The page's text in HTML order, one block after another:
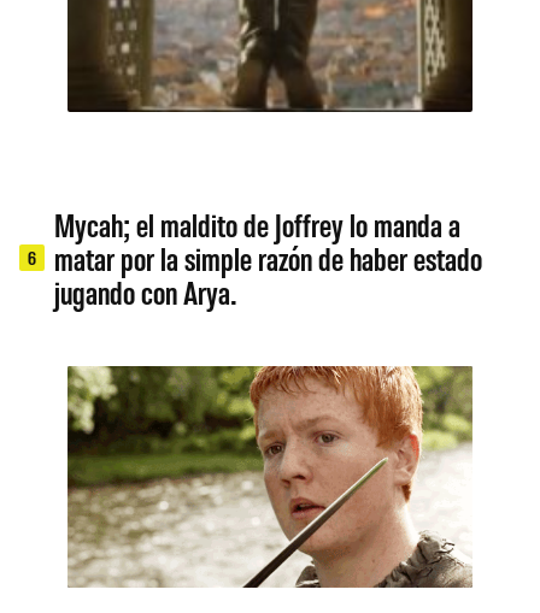
6
Mycah; el maldito de Joffrey lo manda a
matar por la simple razón de haber estado
jugando con Arya.